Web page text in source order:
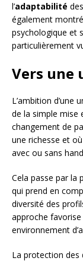
l’adaptabilité
également
psychologique et
particulièrement
Vers une
L’ambition d’une
de la simple mise
changement de
une richesse et
avec ou sans
Cela passe par la
qui prend en
diversité des
approche
environnement
La protection des